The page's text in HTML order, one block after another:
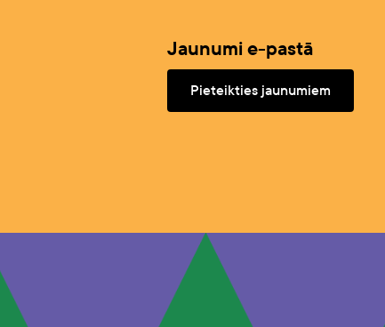
Jaunumi e-pastā
Pieteikties jaunumiem